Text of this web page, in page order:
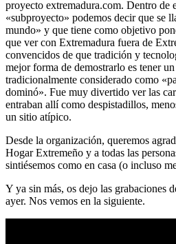
proyecto extremadura.com. Dentro de
«subproyecto» podemos decir que se
mundo» y que tiene como objetivo
que ver con Extremadura fuera de
convencidos de que tradición y
mejor forma de demostrarlo es tener
tradicionalmente considerado como
dominó». Fue muy divertido ver las
entraban allí como despistadillos,
un sitio atípico.
Desde la organización, queremos
Hogar Extremeño y a todas las
sintiésemos como en casa (o incluso
Y ya sin más, os dejo las grabaciones
ayer. Nos vemos en la siguiente.